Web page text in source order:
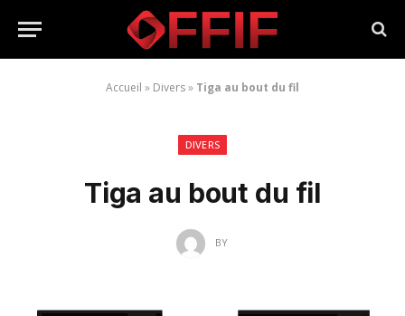
Accueil » Divers» Tiga au bout du fil
DIVERS
Tiga au bout du fil
BY